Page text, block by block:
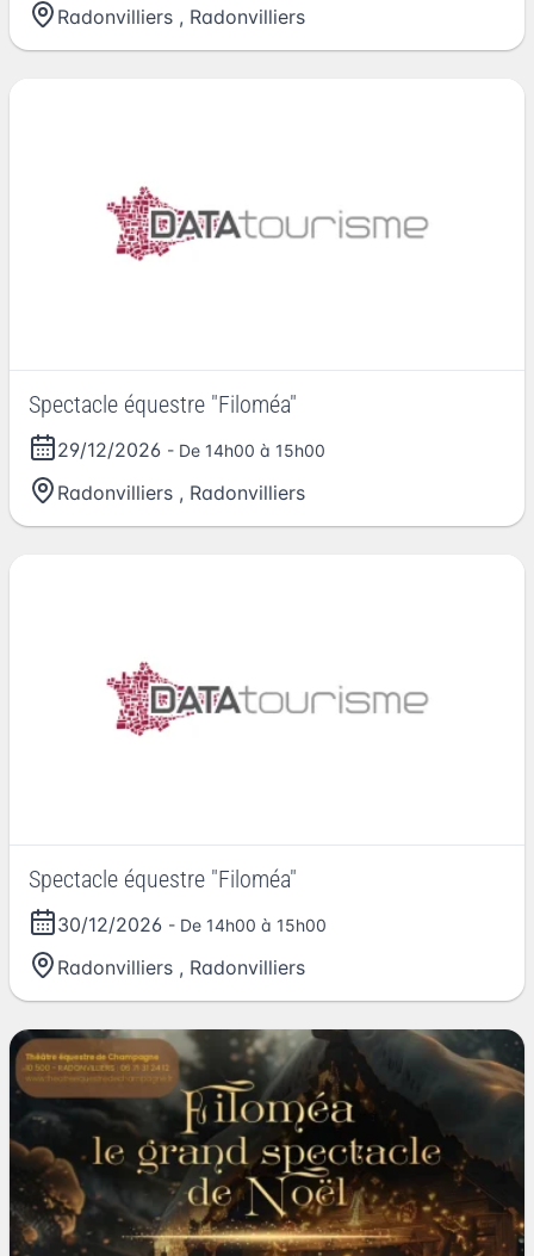
Radonvilliers , Radonvilliers
Spectacle équestre "Filoméa"
29/12/2026 - De 14h00 à 15h00
Radonvilliers , Radonvilliers
Spectacle équestre "Filoméa"
30/12/2026 - De 14h00 à 15h00
Radonvilliers , Radonvilliers